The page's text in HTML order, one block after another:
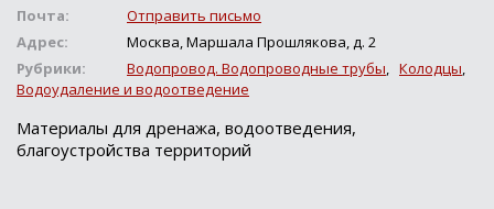
Почта:
Отправить письмо
Адрес:
Москва, Маршала Прошлякова, д. 2
Рубрики:
Водопровод. Водопроводные трубы, Колодцы,
Водоудаление и водоотведение
Материалы для дренажа, водоотведения,
благоустройства территорий